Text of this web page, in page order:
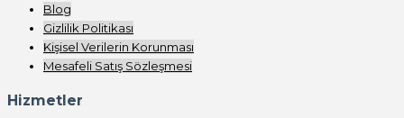
Blog
Gizlilik Politikası
Kişisel Verilerin Korunması
Mesafeli Satış Sözleşmesi
Hizmetler